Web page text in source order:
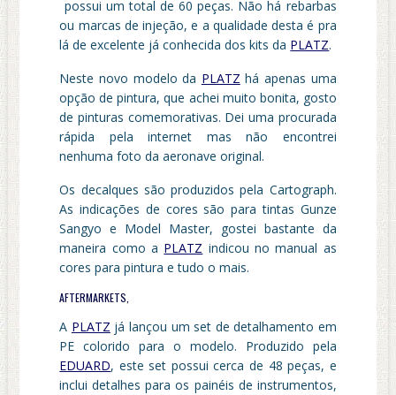
possui um total de 60 peças. Não há rebarbas
ou marcas de injeção, e a qualidade desta é pra
lá de excelente já conhecida dos kits da PLATZ.
Neste novo modelo da PLATZ há apenas uma
opção de pintura, que achei muito bonita, gosto
de pinturas comemorativas. Dei uma procurada
rápida pela internet mas não encontrei
nenhuma foto da aeronave original.
Os decalques são produzidos pela Cartograph.
As indicações de cores são para tintas Gunze
Sangyo e Model Master, gostei bastante da
maneira como a PLATZ indicou no manual as
cores para pintura e tudo o mais.
AFTERMARKETS,
A PLATZ já lançou um set de detalhamento em
PE colorido para o modelo. Produzido pela
EDUARD, este set possui cerca de 48 peças, e
inclui detalhes para os painéis de instrumentos,